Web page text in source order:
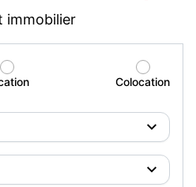
immobilier
Colocation